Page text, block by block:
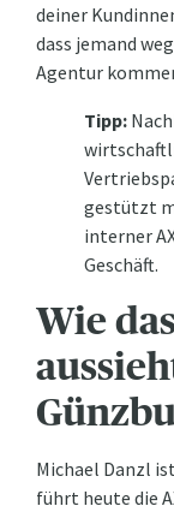
deiner
dass jemand
Agentur
Tipp:
gestützt
interner
Geschäft.
Wie
Michael Danzl
führt heute die